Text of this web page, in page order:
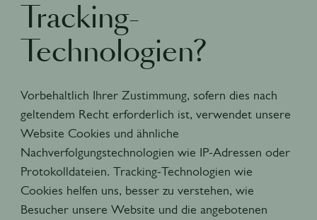
Tracking-
Technologien?
Vorbehaltlich Ihrer Zustimmung, sofern dies nach
geltendem Recht erforderlich ist, verwendet unsere
Website Cookies und ähnliche
Nachverfolgungstechnologien wie IP-Adressen oder
Protokolldateien. Tracking-Technologien wie
Cookies helfen uns, besser zu verstehen, wie
Besucher unsere Website und die angebotenen